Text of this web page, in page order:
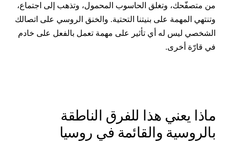
متصفّحك، وتغلق الحاسوب المحمول، وتذهب إلى اجتماع،
المهمة على بنيتنا التحتية. والخنق الروسي على اتصالك
ليس له أي تأثير على مهمة تعمل بالفعل على خادم
قارّة أخرى.
يعني هذا للفرق الناطقة
والقائمة في روسيا